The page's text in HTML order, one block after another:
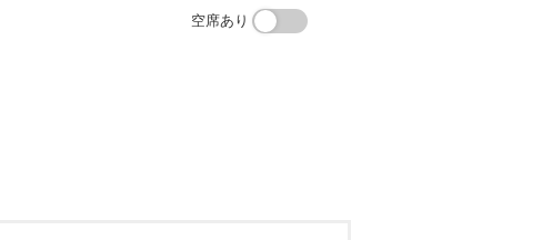
空席あり